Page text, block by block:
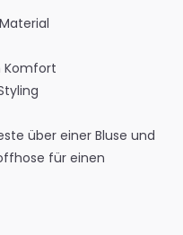
Komfort
über einer Bluse und
für einen